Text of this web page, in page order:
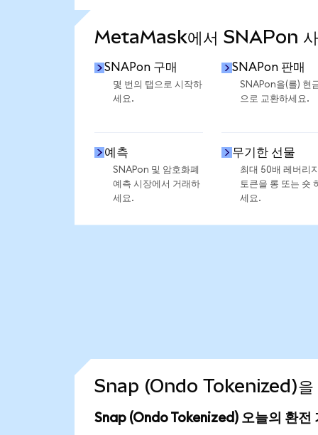
MetaMask에서 SNAPon 사
SNAPon 구매
몇 번의 탭으로 시작하
세요.
SNAPon 판매
SNAPon을(를) 현
으로 교환하세요.
예측
SNAPon 및 암호화폐
예측 시장에서 거래하
세요.
무기한 선물
최대 50배 레버리
토큰을 롱 또는 숏
세요.
Snap (Ondo Tokenized)을
Snap (Ondo Tokenized) 오늘의 환전